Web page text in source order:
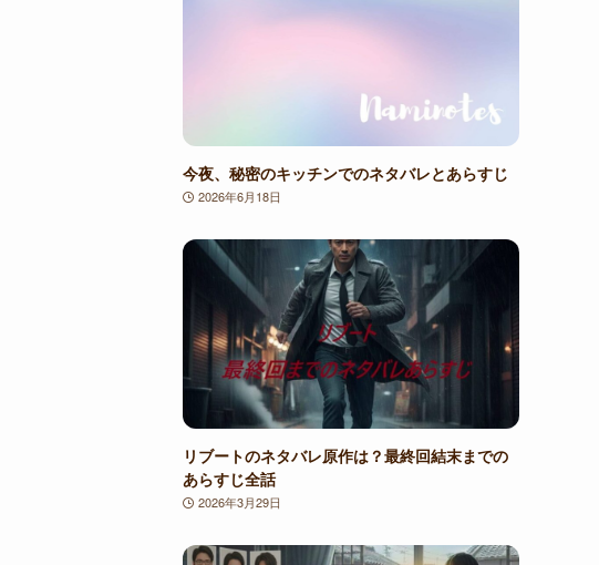
今夜、秘密のキッチンでのネタバレとあらすじ
2026年6月18日
リブートのネタバレ原作は？最終回結末までの
あらすじ全話
2026年3月29日